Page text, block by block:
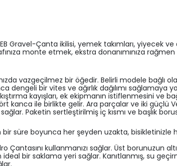
Gravel-Çanta ikilisi, yemek takımları, yiyecek
monte etmek, ekstra donanımınıza rağmen
vazgeçilmez bir öğedir. Belirli modele bağlı
bir vites ve ağırlık dağılımı sağlamaya
kayışları, ek ekipmanın istiflenmesini ve
kanca ile birlikte gelir. Ara parçalar ve iki
Paketin sertleştirilmiş iç kısmı ve başlık
süre boyunca her şeyden uzakta, bisikletinizle
kullanmanızı sağlar. Üst borunuzun
bir saklama yeri sağlar. Kanıtlanmış, su